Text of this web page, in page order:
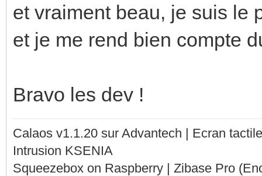
et vraiment beau, je suis le
et je me rend bien compte
Bravo les dev !
Calaos v1.1.20 sur Advantech | Ecran
Intrusion KSENIA
Squeezebox on Raspberry | Zibase Pro